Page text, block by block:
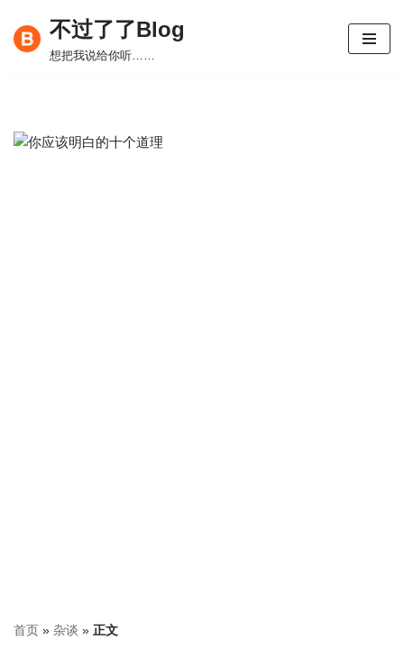
跳
不过了了Blog
想把我说给你听……
首页 » 杂谈 » 正文